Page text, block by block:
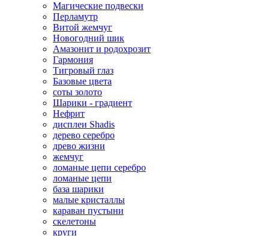
Магические подвески
Перламутр
Витой жемчуг
Новогодний шик
Амазонит и родохрозит
Гармония
Тигровый глаз
Базовые цвета
соты золото
Шарики - градиент
Нефрит
дисплеи Shadis
дерево серебро
древо жизни
жемчуг
ломаные цепи серебро
ломаные цепи
база шарики
малые кристаллы
караван пустыни
скелетоны
круги